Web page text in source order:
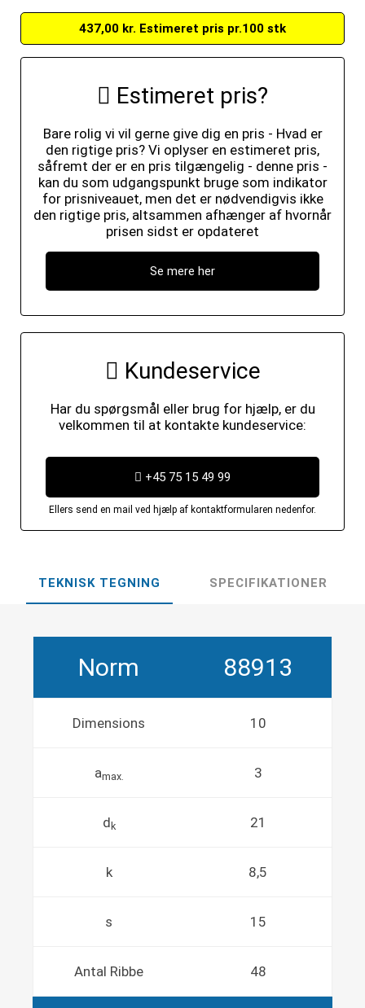
437,00 kr. Estimeret pris pr.100 stk
Estimeret pris?
Bare rolig vi vil gerne give dig en pris - Hvad er
den rigtige pris? Vi oplyser en estimeret pris,
såfremt der er en pris tilgængelig - denne pris -
kan du som udgangspunkt bruge som indikator
for prisniveauet, men det er nødvendigvis ikke
den rigtige pris, altsammen afhænger af hvornår
prisen sidst er opdateret
Se mere her
Kundeservice
Har du spørgsmål eller brug for hjælp, er du
velkommen til at kontakte kundeservice:
+45 75 15 49 99
Ellers send en mail ved hjælp af kontaktformularen nedenfor.
TEKNISK TEGNING SPECIFIKATIONER
Norm 88913
Dimensions 10
amax. 3
d k 21
k 8,5
s 15
Antal Ribbe 48